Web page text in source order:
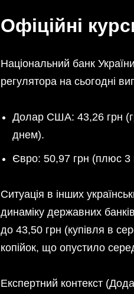
Офіційні
Національний банк
регулятора на сьогодні
Долар США: 43,26 грн
днем).
Євро: 50,97 грн (плюс 3
Ситуація в інших
динаміку державних
до 43,50 грн (купівля в
копійок, що опустило
Експертний контекст